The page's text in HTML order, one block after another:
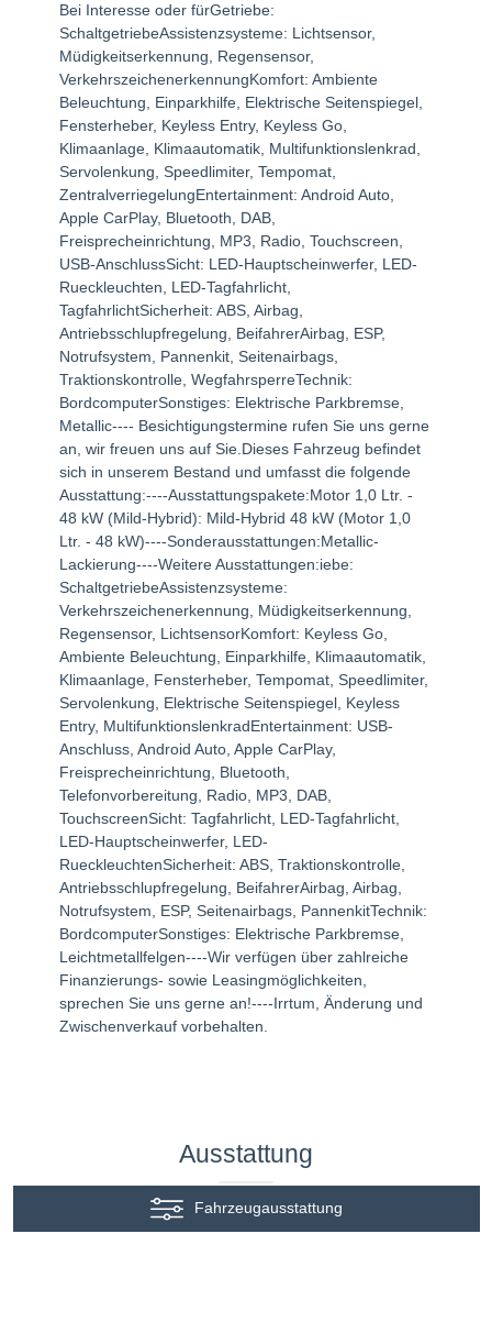
Bei Interesse oder fürGetriebe:
SchaltgetriebeAssistenzsysteme: Lichtsensor,
Müdigkeitserkennung, Regensensor,
VerkehrszeichenerkennungKomfort: Ambiente
Beleuchtung, Einparkhilfe, Elektrische Seitenspiegel,
Fensterheber, Keyless Entry, Keyless Go,
Klimaanlage, Klimaautomatik, Multifunktionslenkrad,
Servolenkung, Speedlimiter, Tempomat,
ZentralverriegelungEntertainment: Android Auto,
Apple CarPlay, Bluetooth, DAB,
Freisprecheinrichtung, MP3, Radio, Touchscreen,
USB-AnschlussSicht: LED-Hauptscheinwerfer, LED-
Rueckleuchten, LED-Tagfahrlicht,
TagfahrlichtSicherheit: ABS, Airbag,
Antriebsschlupfregelung, BeifahrerAirbag, ESP,
Notrufsystem, Pannenkit, Seitenairbags,
Traktionskontrolle, WegfahrsperreTechnik:
BordcomputerSonstiges: Elektrische Parkbremse,
Metallic---- Besichtigungstermine rufen Sie uns gerne
an, wir freuen uns auf Sie.Dieses Fahrzeug befindet
sich in unserem Bestand und umfasst die folgende
Ausstattung:----Ausstattungspakete:Motor 1,0 Ltr. -
48 kW (Mild-Hybrid): Mild-Hybrid 48 kW (Motor 1,0
Ltr. - 48 kW)----Sonderausstattungen:Metallic-
Lackierung----Weitere Ausstattungen:iebe:
SchaltgetriebeAssistenzsysteme:
Verkehrszeichenerkennung, Müdigkeitserkennung,
Regensensor, LichtsensorKomfort: Keyless Go,
Ambiente Beleuchtung, Einparkhilfe, Klimaautomatik,
Klimaanlage, Fensterheber, Tempomat, Speedlimiter,
Servolenkung, Elektrische Seitenspiegel, Keyless
Entry, MultifunktionslenkradEntertainment: USB-
Anschluss, Android Auto, Apple CarPlay,
Freisprecheinrichtung, Bluetooth,
Telefonvorbereitung, Radio, MP3, DAB,
TouchscreenSicht: Tagfahrlicht, LED-Tagfahrlicht,
LED-Hauptscheinwerfer, LED-
RueckleuchtenSicherheit: ABS, Traktionskontrolle,
Antriebsschlupfregelung, BeifahrerAirbag, Airbag,
Notrufsystem, ESP, Seitenairbags, PannenkitTechnik:
BordcomputerSonstiges: Elektrische Parkbremse,
Leichtmetallfelgen----Wir verfügen über zahlreiche
Finanzierungs- sowie Leasingmöglichkeiten,
sprechen Sie uns gerne an!----Irrtum, Änderung und
Zwischenverkauf vorbehalten.
Ausstattung
Fahrzeugausstattung